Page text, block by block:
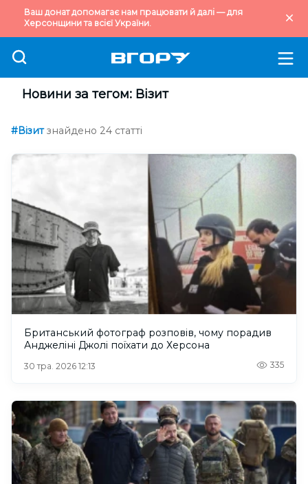
Ваш донат допомагає нам працювати й далі — для
Херсонщини та всієї України.
Новини за тегом: Візит
#Візит знайдено 24 статті
Британський фотограф розповів, чому порадив
Анджеліні Джолі поїхати до Херсона
30 тра. 2026 12:13 335